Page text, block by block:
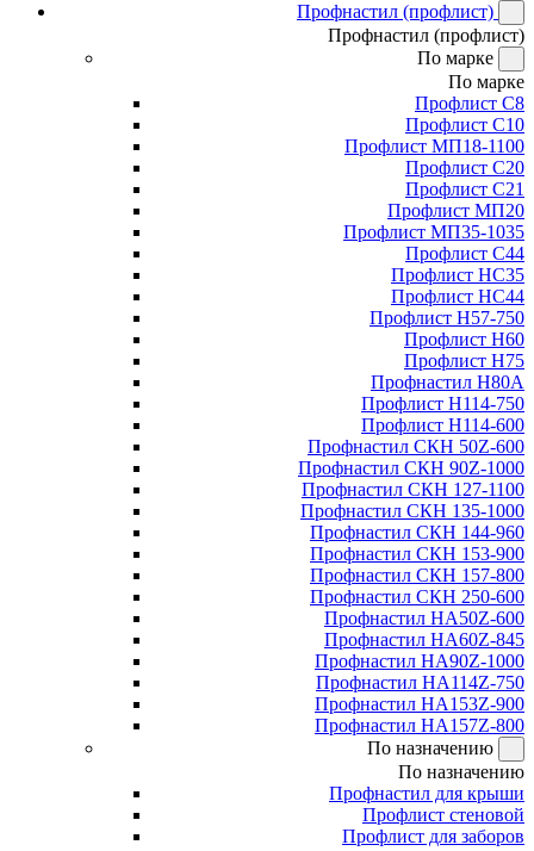
Профнастил (профлист)
Профнастил (профлист)
По марке
По марке
Профлист С8
Профлист С10
Профлист МП18-1100
Профлист С20
Профлист С21
Профлист МП20
Профлист МП35-1035
Профлист С44
Профлист НС35
Профлист НС44
Профлист Н57-750
Профлист Н60
Профлист Н75
Профнастил Н80А
Профлист Н114-750
Профлист Н114-600
Профнастил СКН 50Z-600
Профнастил СКН 90Z-1000
Профнастил СКН 127-1100
Профнастил СКН 135-1000
Профнастил СКН 144-960
Профнастил СКН 153-900
Профнастил СКН 157-800
Профнастил СКН 250-600
Профнастил НА50Z-600
Профнастил НА60Z-845
Профнастил НА90Z-1000
Профнастил НА114Z-750
Профнастил НА153Z-900
Профнастил НА157Z-800
По назначению
По назначению
Профнастил для крыши
Профлист стеновой
Профлист для заборов